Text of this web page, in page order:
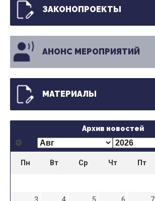
ЗАКОНОПРОЕКТЫ
АНОНС МЕРОПРИЯТИЙ
МАТЕРИАЛЫ
Архив новостей
Пн Вт Ср Чт Пт